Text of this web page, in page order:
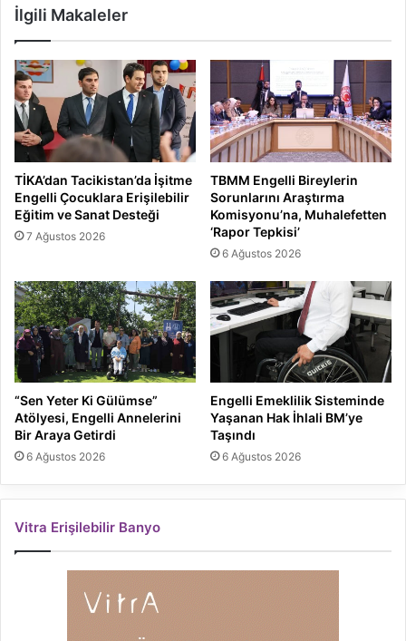
İlgili Makaleler
TİKA’dan Tacikistan’da İşitme
Engelli Çocuklara Erişilebilir
Eğitim ve Sanat Desteği
7 Ağustos 2026
TBMM Engelli Bireylerin
Sorunlarını Araştırma
Komisyonu’na, Muhalefetten
‘Rapor Tepkisi’
6 Ağustos 2026
“Sen Yeter Ki Gülümse”
Atölyesi, Engelli Annelerini
Bir Araya Getirdi
6 Ağustos 2026
Engelli Emeklilik Sisteminde
Yaşanan Hak İhlali BM’ye
Taşındı
6 Ağustos 2026
Vitra Erişilebilir Banyo